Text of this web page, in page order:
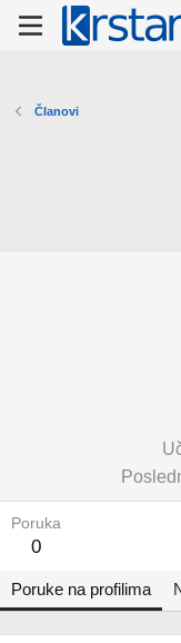
Članovi
Poruka
0
Poruke na profilima